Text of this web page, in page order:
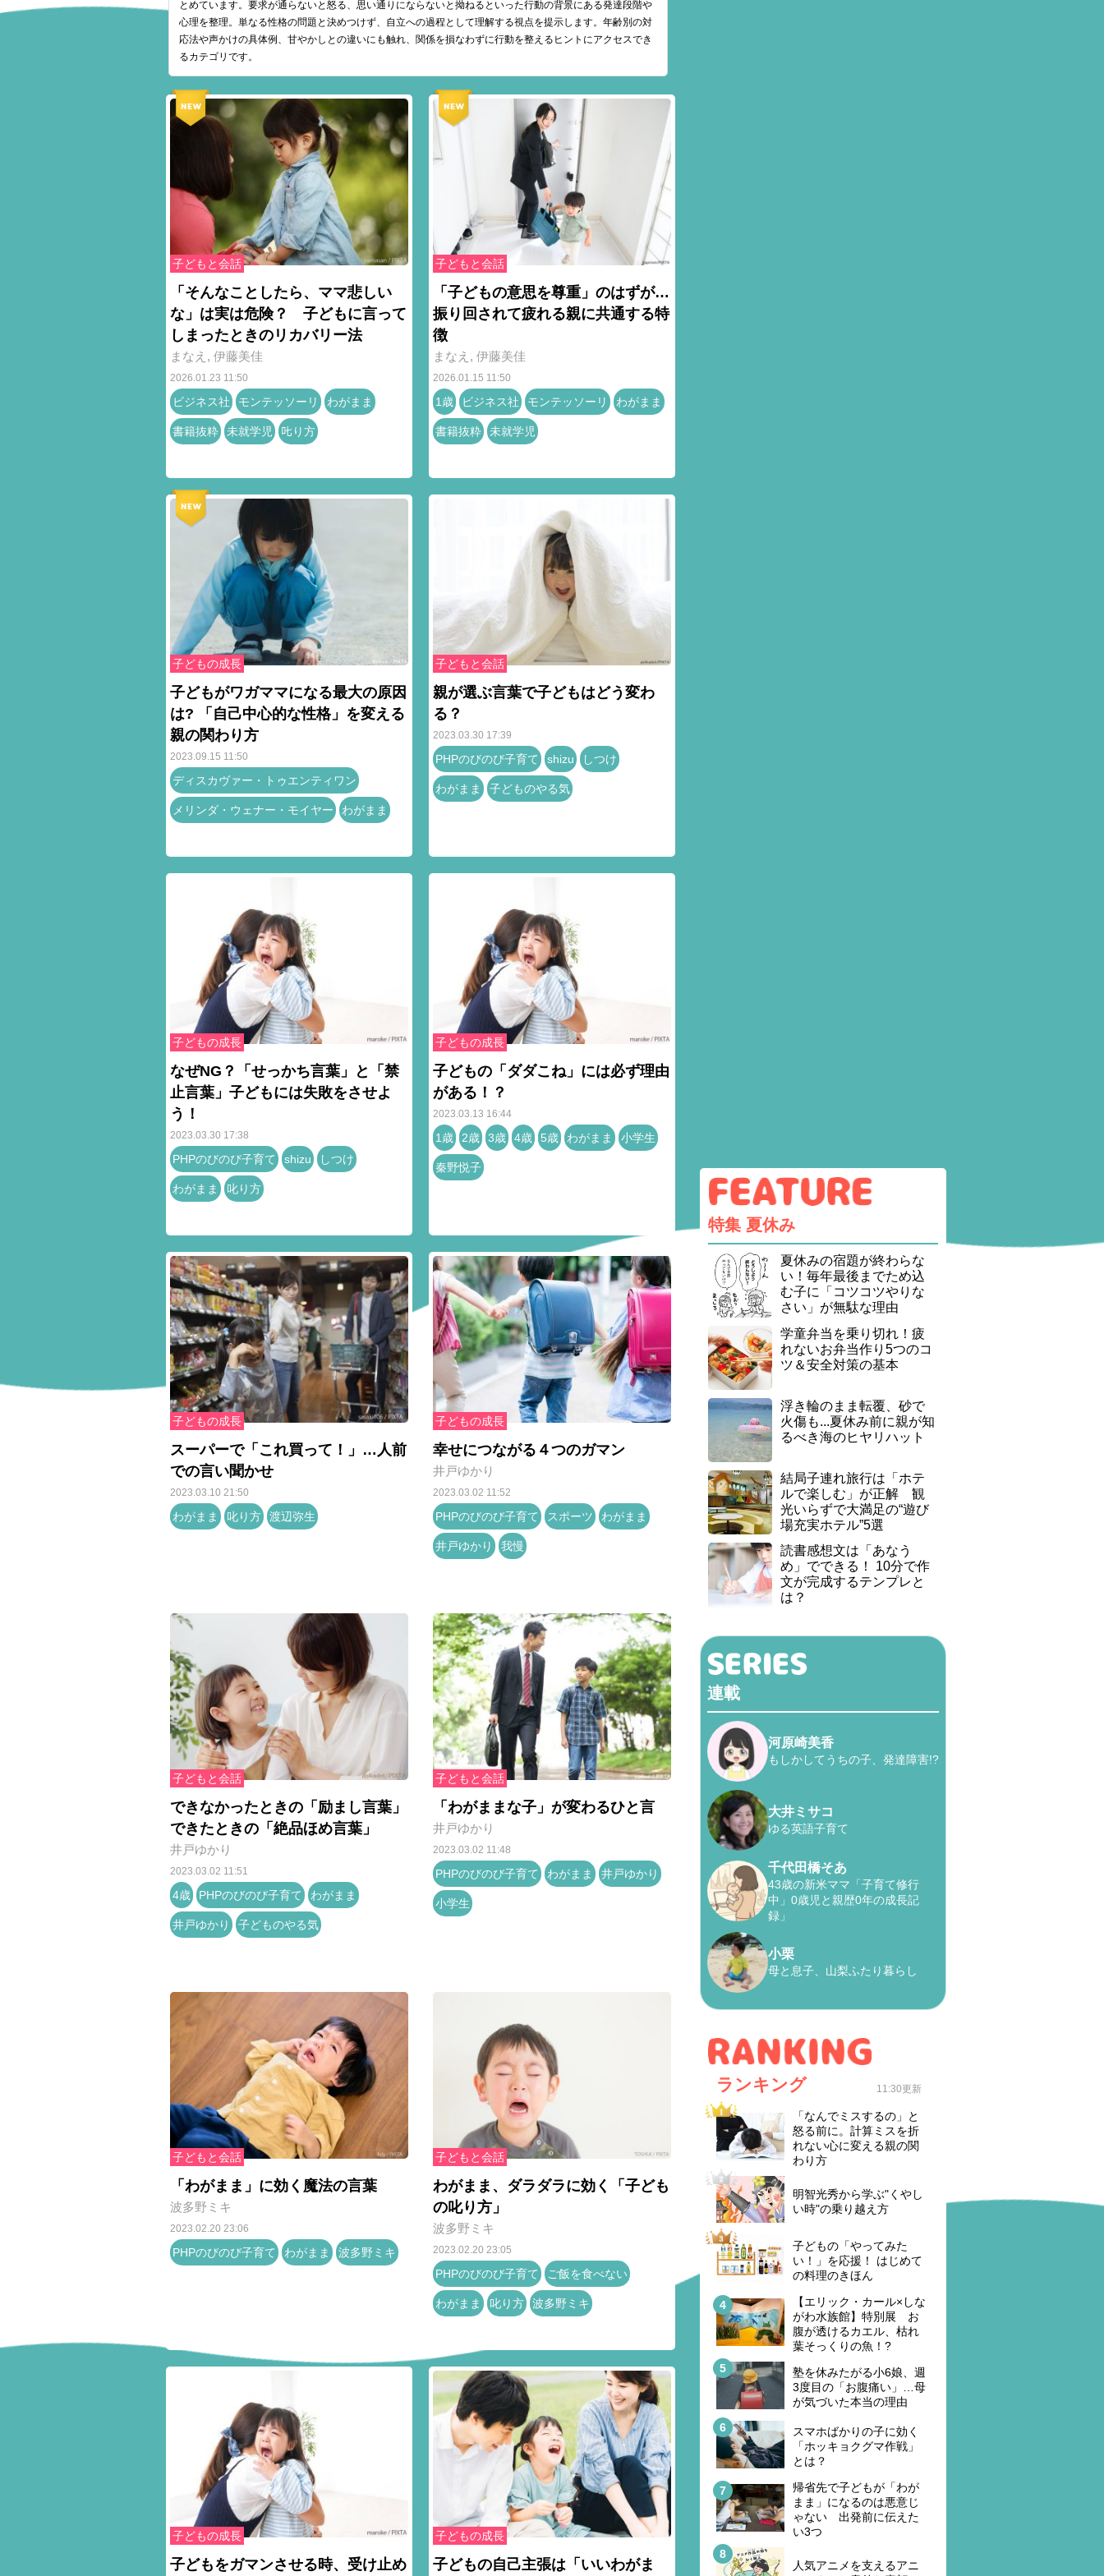
とめています。要求が通らないと怒る、思い通りにならないと拗ねるといった行動の背景にある発達段階や
心理を整理。単なる性格の問題と決めつけず、自立への過程として理解する視点を提示します。年齢別の対
応法や声かけの具体例、甘やかしとの違いにも触れ、関係を損なわずに行動を整えるヒントにアクセスでき
るカテゴリです。
子どもと会話
「そんなことしたら、ママ悲しい
な」は実は危険？ 子どもに言って
しまったときのリカバリー法
まなえ , 伊藤美佳
2026.01.23 11:50
ビジネス社 モンテッソーリ わがまま
書籍抜粋 未就学児 𠮟り方
子どもと会話
「子どもの意思を尊重」のはずが…
振り回されて疲れる親に共通する特
徴
まなえ , 伊藤美佳
2026.01.15 11:50
1歳 ビジネス社 モンテッソーリ わがまま
書籍抜粋 未就学児
子どもの成長
子どもがワガママになる最大の原因
は? 「自己中心的な性格」を変える
親の関わり方
2023.09.15 11:50
ディスカヴァー・トゥエンティワン
メリンダ・ウェナー・モイヤー わがまま
子どもと会話
親が選ぶ言葉で子どもはどう変わ
る？
2023.03.30 17:39
PHPのびのび子育て shizu しつけ
わがまま 子どものやる気
子どもの成長
なぜNG？「せっかち言葉」と「禁
止言葉」子どもには失敗をさせよ
う！
2023.03.30 17:38
PHPのびのび子育て shizu しつけ
わがまま 叱り方
子どもの成長
子どもの「ダダこね」には必ず理由
がある！？
2023.03.13 16:44
1歳 2歳 3歳 4歳 5歳 わがまま 小学生
秦野悦子
子どもの成長
スーパーで「これ買って！」…人前
での言い聞かせ
2023.03.10 21:50
わがまま 叱り方 渡辺弥生
子どもの成長
幸せにつながる４つのガマン
井戸ゆかり
2023.03.02 11:52
PHPのびのび子育て スポーツ わがまま
井戸ゆかり 我慢
子どもと会話
できなかったときの「励まし言葉」
できたときの「絶品ほめ言葉」
井戸ゆかり
2023.03.02 11:51
4歳 PHPのびのび子育て わがまま
井戸ゆかり 子どものやる気
子どもと会話
「わがままな子」が変わるひと言
井戸ゆかり
2023.03.02 11:48
PHPのびのび子育て わがまま 井戸ゆかり
小学生
子どもと会話
「わがまま」に効く魔法の言葉
波多野ミキ
2023.02.20 23:06
PHPのびのび子育て わがまま 波多野ミキ
子どもと会話
わがまま、ダラダラに効く「子ども
の叱り方」
波多野ミキ
2023.02.20 23:05
PHPのびのび子育て ご飯を食べない
わがまま 叱り方 波多野ミキ
子どもの成長
子どもをガマンさせる時、受け止め
子どもの成長
子どもの自己主張は「いいわがま
特集 夏休み
夏休みの宿題が終わらな
い！毎年最後までため込
む子に「コツコツやりな
さい」が無駄な理由
学童弁当を乗り切れ！疲
れないお弁当作り5つのコ
ツ＆安全対策の基本
浮き輪のまま転覆、砂で
火傷も...夏休み前に親が知
るべき海のヒヤリハット
結局子連れ旅行は「ホテ
ルで楽しむ」が正解 観
光いらずで大満足の“遊び
場充実ホテル”5選
読書感想文は「あなう
め」でできる！ 10分で作
文が完成するテンプレと
は？
連載
河原崎美香
もしかしてうちの子、発達障害!?
大井ミサコ
ゆる英語子育て
千代田橋そあ
43歳の新米ママ「子育て修行
中」0歳児と親歴0年の成長記
録」
小栗
母と息子、山梨ふたり暮らし
ランキング 11:30更新
「なんでミスするの」と
怒る前に。計算ミスを折
れない心に変える親の関
わり方
明智光秀から学ぶ"くやし
い時"の乗り越え方
子どもの「やってみた
い！」を応援！ はじめて
の料理のきほん
【エリック・カール×しな
がわ水族館】特別展 お
腹が透けるカエル、枯れ
葉そっくりの魚！?
塾を休みたがる小6娘、週
3度目の「お腹痛い」…母
が気づいた本当の理由
スマホばかりの子に効く
「ホッキョクグマ作戦」
とは？
帰省先で子どもが「わが
まま」になるのは悪意じ
ゃない 出発前に伝えた
い3つ
人気アニメを支えるアニ